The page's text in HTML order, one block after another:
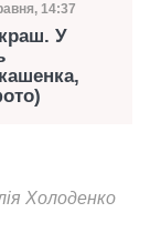
публікації
14:37
У
Холоденко